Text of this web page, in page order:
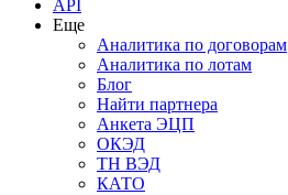
API
Еще
Аналитика по договорам
Аналитика по лотам
Блог
Найти партнера
Анкета ЭЦП
ОКЭД
ТН ВЭД
КАТО